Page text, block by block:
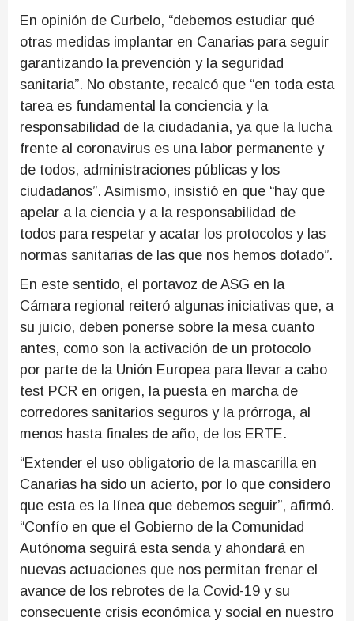
En opinión de Curbelo, “debemos estudiar qué
otras medidas implantar en Canarias para seguir
garantizando la prevención y la seguridad
sanitaria”. No obstante, recalcó que “en toda esta
tarea es fundamental la conciencia y la
responsabilidad de la ciudadanía, ya que la lucha
frente al coronavirus es una labor permanente y
de todos, administraciones públicas y los
ciudadanos”. Asimismo, insistió en que “hay que
apelar a la ciencia y a la responsabilidad de
todos para respetar y acatar los protocolos y las
normas sanitarias de las que nos hemos dotado”.
En este sentido, el portavoz de ASG en la
Cámara regional reiteró algunas iniciativas que, a
su juicio, deben ponerse sobre la mesa cuanto
antes, como son la activación de un protocolo
por parte de la Unión Europea para llevar a cabo
test PCR en origen, la puesta en marcha de
corredores sanitarios seguros y la prórroga, al
menos hasta finales de año, de los ERTE.
“Extender el uso obligatorio de la mascarilla en
Canarias ha sido un acierto, por lo que considero
que esta es la línea que debemos seguir”, afirmó.
“Confío en que el Gobierno de la Comunidad
Autónoma seguirá esta senda y ahondará en
nuevas actuaciones que nos permitan frenar el
avance de los rebrotes de la Covid-19 y su
consecuente crisis económica y social en nuestro